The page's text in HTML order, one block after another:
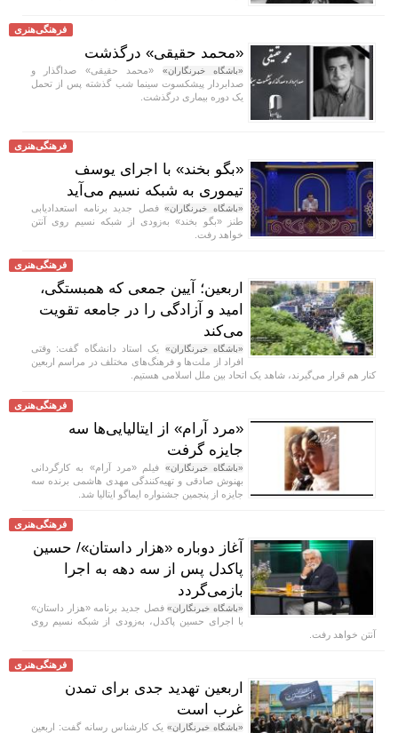
فرهنگی‌هنری
«محمد حقیقی» درگذشت
«باشگاه خبرنگاران» «محمد حقیقی» صداگذار و
صدابردار پیشکسوت سینما شب گذشته پس از تحمل
یک دوره بیماری درگذشت.
فرهنگی‌هنری
«بگو بخند» با اجرای یوسف
تیموری به شبکه نسیم می‌آید
«باشگاه خبرنگاران»فصل جدید برنامه استعدادیابی
طنز «بگو بخند» به‌زودی از شبکه نسیم روی آنتن
خواهد رفت.
فرهنگی‌هنری
اربعین؛ آیین جمعی که همبستگی،
امید و آزادگی را در جامعه تقویت
می‌کند
«باشگاه خبرنگاران» یک استاد دانشگاه گفت: وقتی
افراد از ملت‌ها و فرهنگ‌های مختلف در مراسم اربعین
کنار هم قرار می‌گیرند، شاهد یک اتحاد بین ملل اسلامی هستیم.
فرهنگی‌هنری
«مرد آرام» از ایتالیایی‌ها سه
جایزه گرفت
«باشگاه خبرنگاران» فیلم «مرد آرام» به کارگردانی
بهنوش صادقی و تهیه‌کنندگی مهدی هاشمی برنده سه
جایزه از پنجمین جشنواره ایماگو ایتالیا شد.
فرهنگی‌هنری
آغاز دوباره «هزار داستان»/ حسین
پاکدل پس از سه دهه به اجرا
بازمی‌گردد
«باشگاه خبرنگاران»فصل جدید برنامه «هزار داستان»
با اجرای حسین پاکدل، به‌زودی از شبکه نسیم روی
آنتن خواهد رفت.
فرهنگی‌هنری
اربعین تهدید جدی برای تمدن
غرب است
«باشگاه خبرنگاران» یک کارشناس رسانه گفت: اربعین